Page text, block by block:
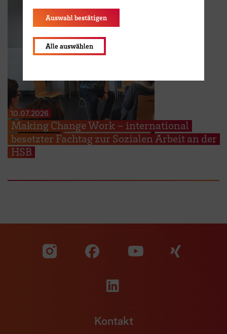
10.07.2026
Making Change Work – international
besetzter Fachtag zur Sozialen Arbeit an der
HSB
Zu unserer Facebook
Zu
Zu unserer
Kontakt
Auswahl bestätigen
Alle auswählen